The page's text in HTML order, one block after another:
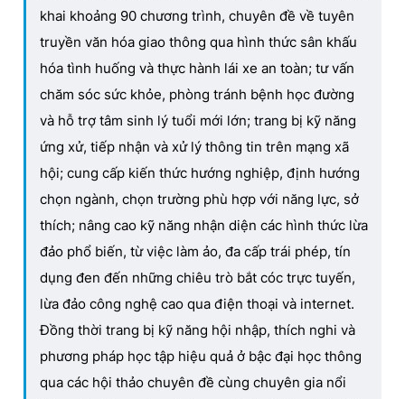
khai khoảng 90 chương trình, chuyên đề về tuyên
truyền văn hóa giao thông qua hình thức sân khấu
hóa tình huống và thực hành lái xe an toàn; tư vấn
chăm sóc sức khỏe, phòng tránh bệnh học đường
và hỗ trợ tâm sinh lý tuổi mới lớn; trang bị kỹ năng
ứng xử, tiếp nhận và xử lý thông tin trên mạng xã
hội; cung cấp kiến thức hướng nghiệp, định hướng
chọn ngành, chọn trường phù hợp với năng lực, sở
thích; nâng cao kỹ năng nhận diện các hình thức lừa
đảo phổ biến, từ việc làm ảo, đa cấp trái phép, tín
dụng đen đến những chiêu trò bắt cóc trực tuyến,
lừa đảo công nghệ cao qua điện thoại và internet.
Đồng thời trang bị kỹ năng hội nhập, thích nghi và
phương pháp học tập hiệu quả ở bậc đại học thông
qua các hội thảo chuyên đề cùng chuyên gia nổi